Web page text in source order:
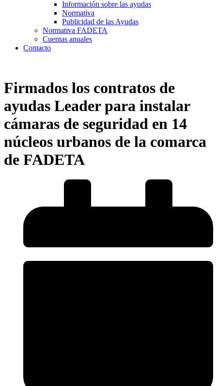
Información sobre las ayudas
Normativa
Publicidad de las Ayudas
Normativa FADETA
Cuentas anuales
Contacto
Firmados los contratos de
ayudas Leader para instalar
cámaras de seguridad en 14
núcleos urbanos de la comarca
de FADETA